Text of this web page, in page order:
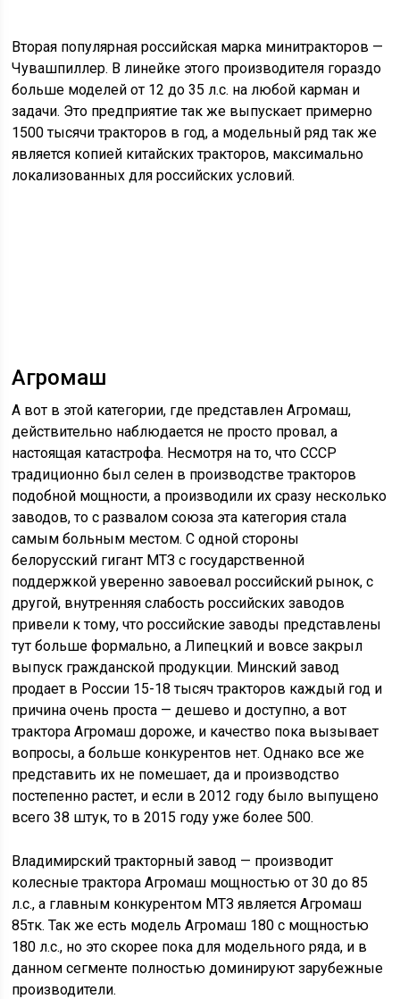
Вторая популярная российская марка минитракторов —
Чувашпиллер. В линейке этого производителя гораздо
больше моделей от 12 до 35 л.с. на любой карман и
задачи. Это предприятие так же выпускает примерно
1500 тысячи тракторов в год, а модельный ряд так же
является копией китайских тракторов, максимально
локализованных для российских условий.
Агромаш
А вот в этой категории, где представлен Агромаш,
действительно наблюдается не просто провал, а
настоящая катастрофа. Несмотря на то, что СССР
традиционно был селен в производстве тракторов
подобной мощности, а производили их сразу несколько
заводов, то с развалом союза эта категория стала
самым больным местом. С одной стороны
белорусский гигант МТЗ с государственной
поддержкой уверенно завоевал российский рынок, с
другой, внутренняя слабость российских заводов
привели к тому, что российские заводы представлены
тут больше формально, а Липецкий и вовсе закрыл
выпуск гражданской продукции. Минский завод
продает в России 15-18 тысяч тракторов каждый год и
причина очень проста — дешево и доступно, а вот
трактора Агромаш дороже, и качество пока вызывает
вопросы, а больше конкурентов нет. Однако все же
представить их не помешает, да и производство
постепенно растет, и если в 2012 году было выпущено
всего 38 штук, то в 2015 году уже более 500.
Владимирский тракторный завод — производит
колесные трактора Агромаш мощностью от 30 до 85
л.с., а главным конкурентом МТЗ является Агромаш
85тк. Так же есть модель Агромаш 180 с мощностью
180 л.с., но это скорее пока для модельного ряда, и в
данном сегменте полностью доминируют зарубежные
производители.